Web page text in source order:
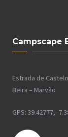
Campscape
Estrada de
Beira – Marvão
GPS: 39.42777, -